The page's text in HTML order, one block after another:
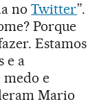
noTwitter”.
Porque
Estamos
e a
medo e
Mario